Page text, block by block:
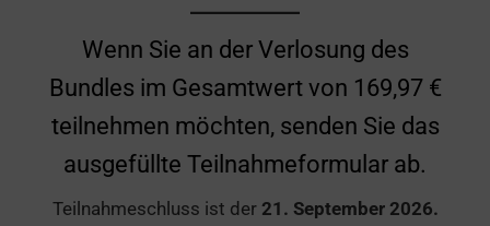
Wenn Sie an der Verlosung des
Bundles im Gesamtwert von 169,97 €
teilnehmen möchten, senden Sie das
ausgefüllte Teilnahmeformular ab.
Teilnahmeschluss ist der 21. September 2026.